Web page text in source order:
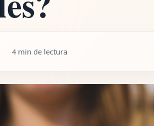
4 min de lectura